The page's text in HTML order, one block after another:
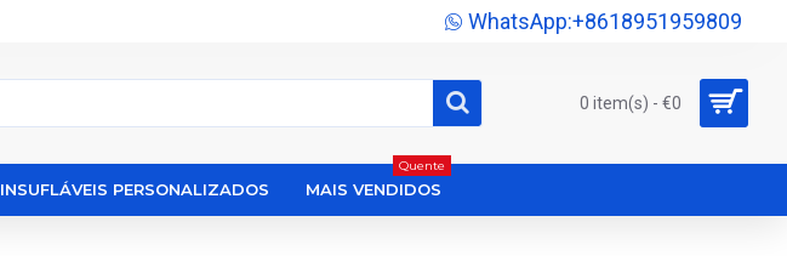
WhatsApp:+8618951959809
0 item(s) - €0
INSUFLÁVEIS PERSONALIZADOS MAIS VENDIDOS
Quente